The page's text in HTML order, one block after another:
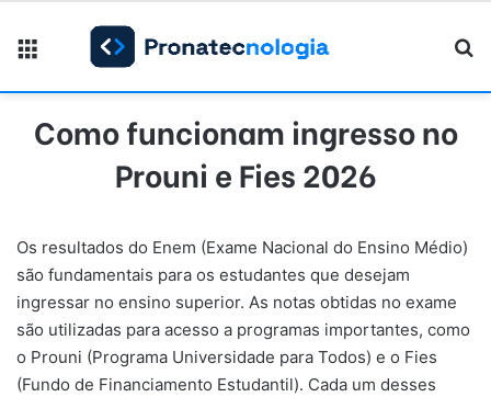
Como funcionam ingresso no
Prouni e Fies 2026
Os resultados do Enem (Exame Nacional do Ensino Médio)
são fundamentais para os estudantes que desejam
ingressar no ensino superior. As notas obtidas no exame
são utilizadas para acesso a programas importantes, como
o Prouni (Programa Universidade para Todos) e o Fies
(Fundo de Financiamento Estudantil). Cada um desses